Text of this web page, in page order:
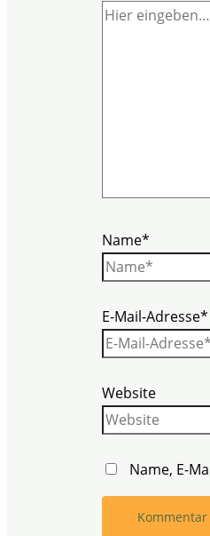
Name*
E-Mail-Adresse*
Website
Name, E-